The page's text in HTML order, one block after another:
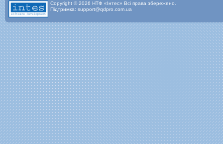
Copyright © 2026 НТФ «Інтес» Всі права збережено.
Підтримка: support@qdpro.com.ua